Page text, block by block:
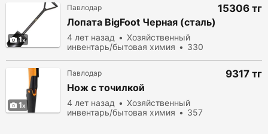
1
Павлодар
Лопата BigFoot Черная (сталь)
4 лет назад
Хозяйственный
инвентарь/бытовая химия
330
15306 тг
1
Павлодар
Нож с точилкой
4 лет назад
Хозяйственный
инвентарь/бытовая химия
357
9317 тг